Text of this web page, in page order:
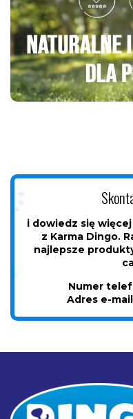
i dowiedz się
z Karma Dingo.
najlepsze
Numer
Adres e-